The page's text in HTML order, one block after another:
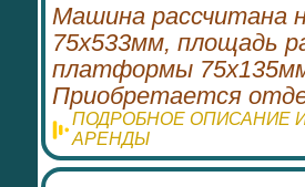
Машина рассчитана
75х533мм, площадь
платформы
Приобретается
ПОДРОБНОЕ ОПИСАНИЕ
АРЕНДЫ